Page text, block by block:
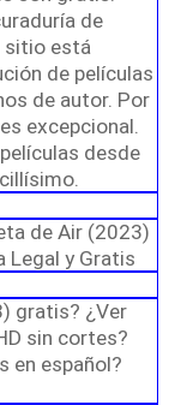
de
sitio está
de películas
de autor. Por
excepcional.
desde
de Air (2023)
Legal y Gratis
gratis? ¿Ver
sin cortes?
en español?